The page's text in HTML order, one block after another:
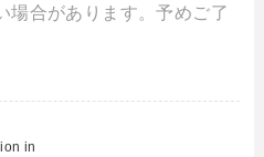
場合があります。予めご了
in